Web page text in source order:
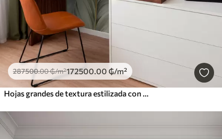
287500.00₲/m²172500 .00 ₲/m²